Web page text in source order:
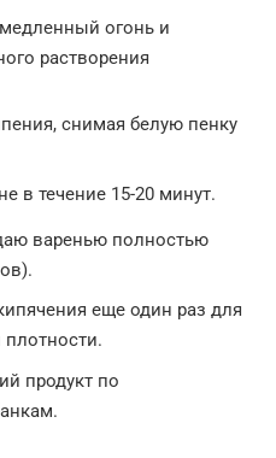
огонь и
растворения
снимая белую пенку
в течение 15-20 минут.
варенью полностью
еще один раз для
продукт по